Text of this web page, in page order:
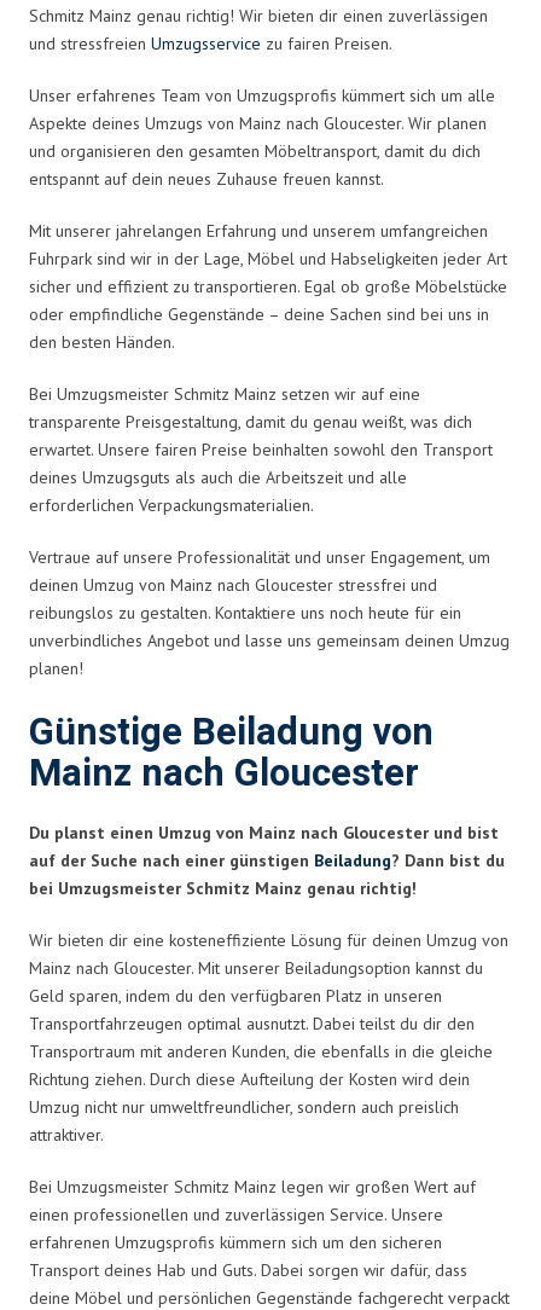
Schmitz Mainz genau richtig! Wir bieten dir einen zuverlässigen
und stressfreien Umzugsservice zu fairen Preisen.
Unser erfahrenes Team von Umzugsprofis kümmert sich um alle
Aspekte deines Umzugs von Mainz nach Gloucester. Wir planen
und organisieren den gesamten Möbeltransport, damit du dich
entspannt auf dein neues Zuhause freuen kannst.
Mit unserer jahrelangen Erfahrung und unserem umfangreichen
Fuhrpark sind wir in der Lage, Möbel und Habseligkeiten jeder Art
sicher und effizient zu transportieren. Egal ob große Möbelstücke
oder empfindliche Gegenstände – deine Sachen sind bei uns in
den besten Händen.
Bei Umzugsmeister Schmitz Mainz setzen wir auf eine
transparente Preisgestaltung, damit du genau weißt, was dich
erwartet. Unsere fairen Preise beinhalten sowohl den Transport
deines Umzugsguts als auch die Arbeitszeit und alle
erforderlichen Verpackungsmaterialien.
Vertraue auf unsere Professionalität und unser Engagement, um
deinen Umzug von Mainz nach Gloucester stressfrei und
reibungslos zu gestalten. Kontaktiere uns noch heute für ein
unverbindliches Angebot und lasse uns gemeinsam deinen Umzug
planen!
Günstige Beiladung von
Mainz nach Gloucester
Du planst einen Umzug von Mainz nach Gloucester und bist
auf der Suche nach einer günstigen Beiladung? Dann bist du
bei Umzugsmeister Schmitz Mainz genau richtig!
Wir bieten dir eine kosteneffiziente Lösung für deinen Umzug von
Mainz nach Gloucester. Mit unserer Beiladungsoption kannst du
Geld sparen, indem du den verfügbaren Platz in unseren
Transportfahrzeugen optimal ausnutzt. Dabei teilst du dir den
Transportraum mit anderen Kunden, die ebenfalls in die gleiche
Richtung ziehen. Durch diese Aufteilung der Kosten wird dein
Umzug nicht nur umweltfreundlicher, sondern auch preislich
attraktiver.
Bei Umzugsmeister Schmitz Mainz legen wir großen Wert auf
einen professionellen und zuverlässigen Service. Unsere
erfahrenen Umzugsprofis kümmern sich um den sicheren
Transport deines Hab und Guts. Dabei sorgen wir dafür, dass
deine Möbel und persönlichen Gegenstände fachgerecht verpackt